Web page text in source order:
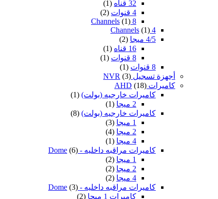
32 قناه
(1)
4 قنوات
(2)
8 Channels
(1)
4 Channels
(1)
4/5 ميجا
(2)
16 قناه
(1)
8 قنوات
(1)
8 قنوات
(1)
أجهزة تسجيل NVR (3)
كاميرات AHD (18)
كاميرات خارجيه (بولت) (1)
2 ميجا
(1)
كاميرات خارجيه (بولت) (8)
1 ميجا
(3)
2 ميجا
(4)
4 ميجا
(1)
كاميرات مراقبه داخليه - Dome (6)
1 ميجا
(2)
2 ميجا
(2)
4 ميجا
(2)
كاميرات مراقبه داخليه - Dome (3)
كاميرات 1 ميجا
(2)